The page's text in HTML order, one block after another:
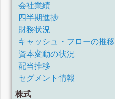
会社業績
四半期進捗
財務状況
キャッシュ・フローの推移
資本変動の状況
配当推移
セグメント情報
株式